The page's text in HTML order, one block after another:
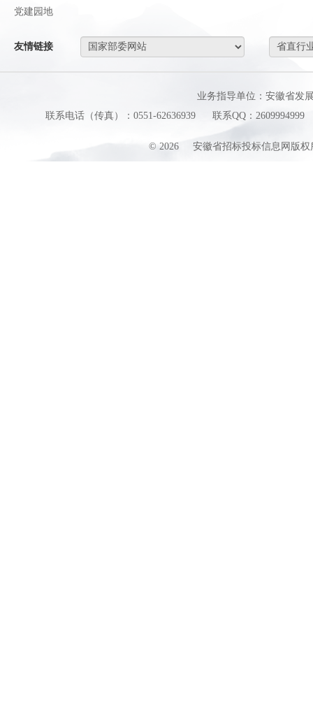
党建园地
友情链接
业务指导单位：安徽省发
联系电话（传真）：0551-62636939
联系QQ：2609994999
© 2026 安徽省招标投标信息网版